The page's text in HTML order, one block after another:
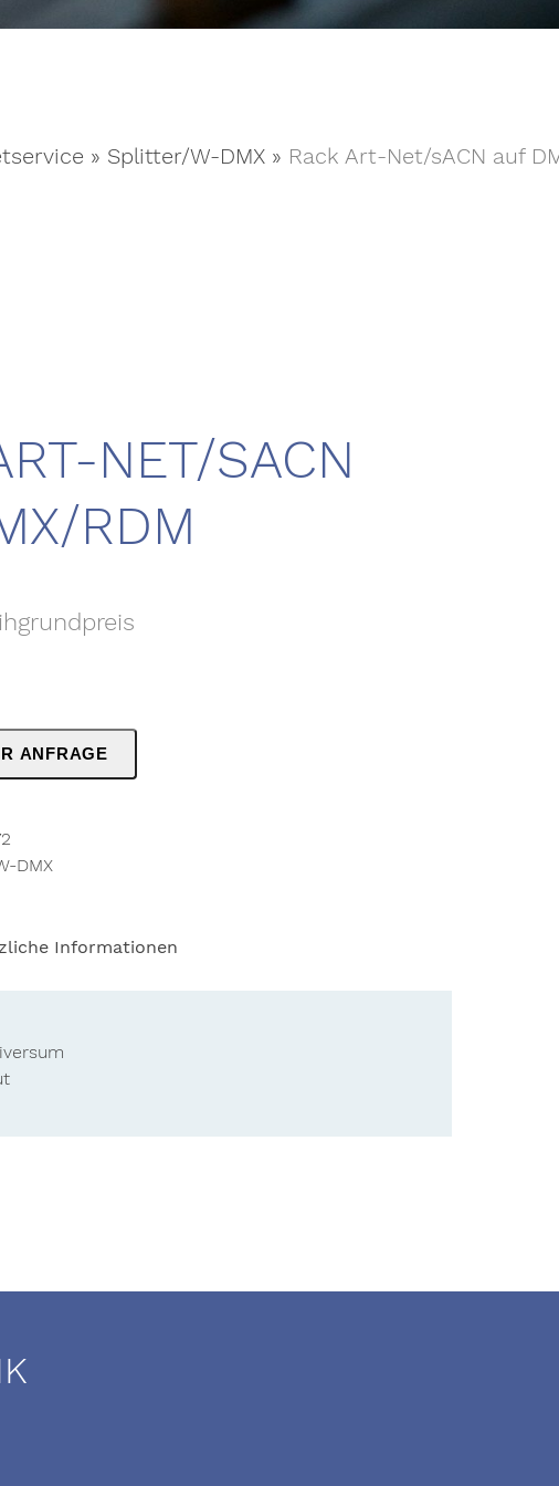
» Splitter/W-DMX » Rack Art-Net/sACN auf
NET/SACN
RDM
ANFRAGE
DMX
Informationen